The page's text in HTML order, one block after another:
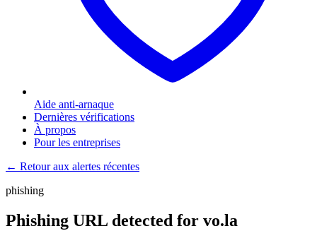
Aide anti-arnaque
Dernières vérifications
À propos
Pour les entreprises
← Retour aux alertes récentes
phishing
Phishing URL detected for vo.la